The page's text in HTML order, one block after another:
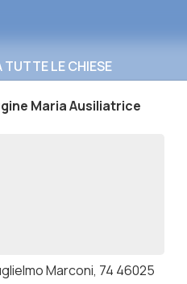
LE CHIESE
Maria Ausiliatrice
Marconi, 74 46025